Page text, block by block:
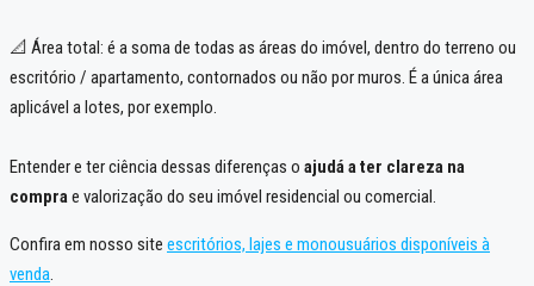
📐 Área total: é a soma de todas as áreas do imóvel, dentro do terreno ou
escritório / apartamento, contornados ou não por muros. É a única área
aplicável a lotes, por exemplo.
Entender e ter ciência dessas diferenças o ajudá a ter clareza na
comprae valorização do seu imóvel residencial ou comercial.
Confira em nosso site escritórios, lajes e monousuários disponíveis à
venda.